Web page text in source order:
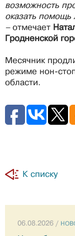
возможность
оказать помощь
–отмечает
Гродненской
Месячник
режиме нон-
области.
К списку
06.08.2026 /